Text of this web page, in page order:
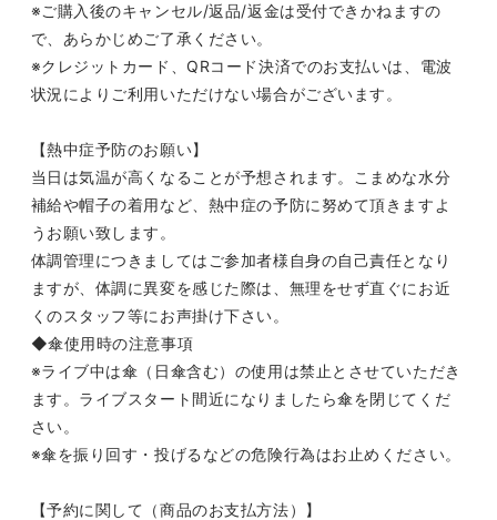
※ご購入後のキャンセル/返品/返金は受付できかねますの
で、あらかじめご了承ください。
※クレジットカード、 QRコード決済でのお支払いは、電波
状況によりご利用いただけない場合がございます。
【熱中症予防のお願い】
当日は気温が高くなることが予想されます。こまめな水分
補給や帽子の着用など、熱中症の予防に努めて頂きますよ
うお願い致します。
体調管理につきましてはご参加者様自身の自己責任となり
ますが、体調に異変を感じた際は、無理をせず直ぐにお近
くのスタッフ等にお声掛け下さい。
◆傘使用時の注意事項
※ライブ中は傘（日傘含む）の使用は禁止とさせていただき
ます。ライブスタート間近になりましたら傘を閉じてくだ
さい。
※傘を振り回す・投げるなどの危険行為はお止めください。
【予約に関して（商品のお支払方法）】